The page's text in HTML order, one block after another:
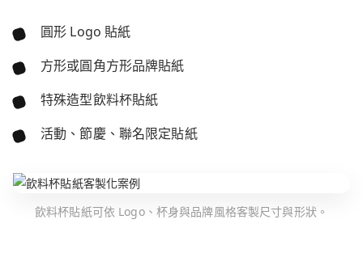
圓形 Logo 貼紙
方形或圓角方形品牌貼紙
特殊造型飲料杯貼紙
活動、節慶、聯名限定貼紙
飲料杯貼紙可依 Logo、杯身與品牌風格客製尺寸與形狀。